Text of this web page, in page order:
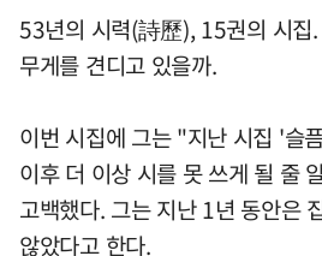
53년의 시력(詩歷), 15권의 시집
무게를 견디고 있을까.
이번 시집에 그는 "지난 시집 '슬
이후 더 이상 시를 못 쓰게 될 줄
고백했다. 그는 지난 1년 동안은
않았다고 한다.